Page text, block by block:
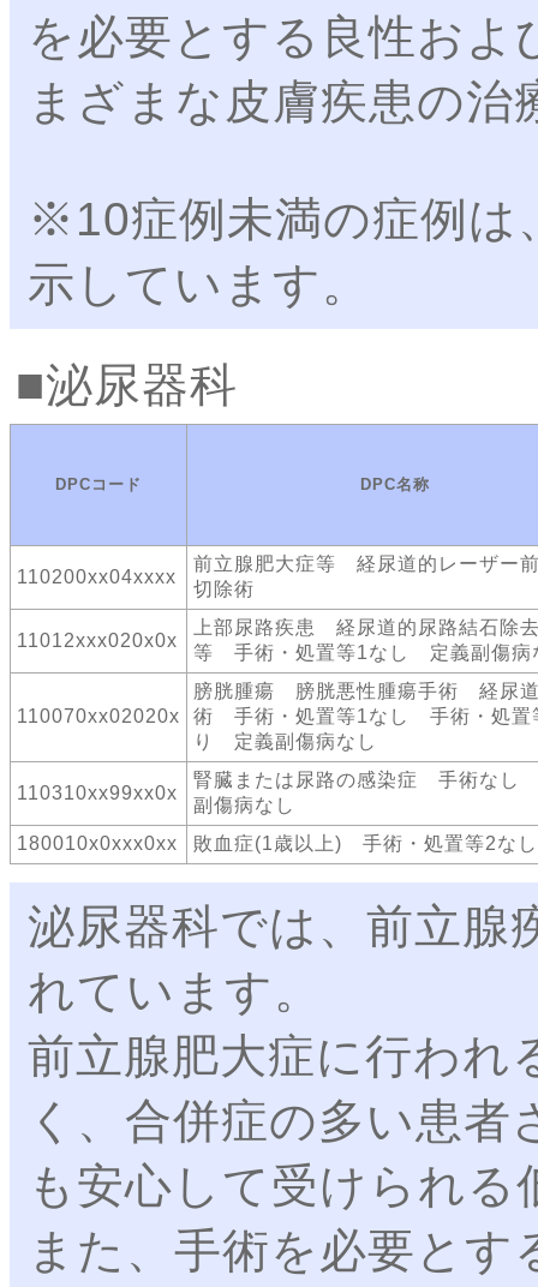
を必要とする良性およ
まざまな皮膚疾患の
※10症例未満の症例は
示しています。
泌尿器科
DPCコード DPC名称
110200xx04xxxx
前立腺肥大症等 経尿道的レーザー
切除術
11012xxx020x0x
上部尿路疾患 経尿道的尿路結石除
等 手術・処置等1なし 定義副傷病
110070xx02020x
膀胱腫瘍 膀胱悪性腫瘍手術 経尿
術 手術・処置等1なし 手術・処置
り 定義副傷病なし
110310xx99xx0x
腎臓または尿路の感染症 手術なし
副傷病なし
180010x0xxx0xx
敗血症(1歳以上) 手術・処置等2なし
泌尿器科では、前立腺
れています。
前立腺肥大症に行われ
く、合併症の多い患
も安心して受けられ
また、手術を必要と